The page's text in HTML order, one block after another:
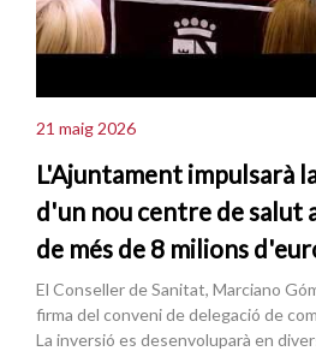
21 maig 2026
L'Ajuntament impulsarà
d'un nou centre de salut
de més de 8 milions
El Conseller de Sanitat, Marciano
firma del conveni de delegació de
La inversió es desenvoluparà en